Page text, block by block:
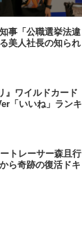
事「公職選挙法違
美人社長の知られ
』ワイルドカード
「いいね」ランキ
トレーサー森且行
ら奇跡の復活ドキ